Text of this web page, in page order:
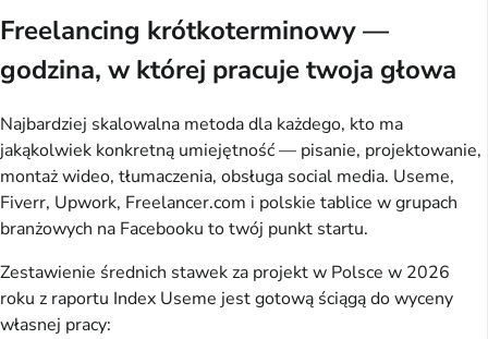
Freelancing krótkoterminowy —
godzina, w której pracuje twoja głowa
Najbardziej skalowalna metoda dla każdego, kto ma
jakąkolwiek konkretną umiejętność — pisanie, projektowanie,
montaż wideo, tłumaczenia, obsługa social media. Useme,
Fiverr, Upwork, Freelancer.com i polskie tablice w grupach
branżowych na Facebooku to twój punkt startu.
Zestawienie średnich stawek za projekt w Polsce w 2026
roku z raportu Index Useme jest gotową ściągą do wyceny
własnej pracy: